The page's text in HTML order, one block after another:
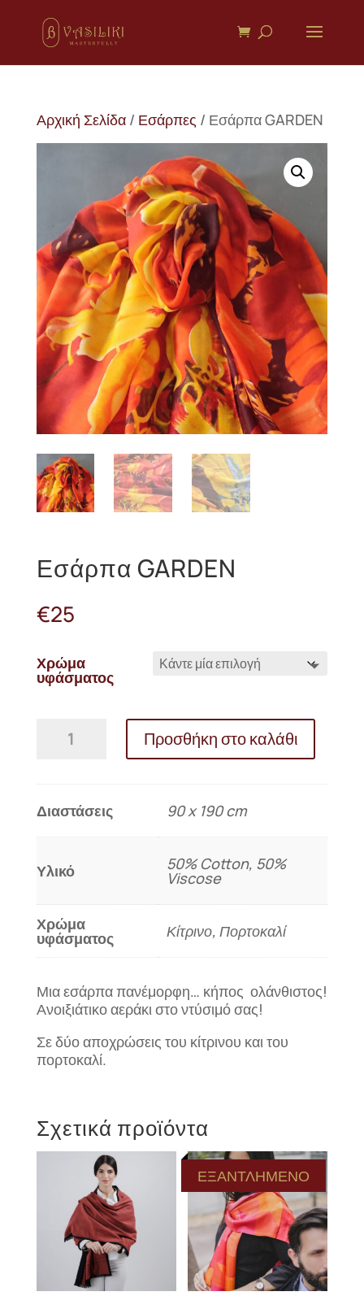
Αρχική Σελίδα/ Εσάρπες / Εσάρπα GARDEN
Εσάρπα GARDEN
€25
Χρώμα
υφάσματος
GARDEN
Προσθήκη στο καλάθι
Διαστάσεις 90 x 190 cm
Υλικό 50% Cotton, 50%
Viscose
Χρώμα
υφάσματος Κίτρινο, Πορτοκαλί
Μια εσάρπα πανέμορφη… κήπος ολάνθιστος!
Ανοιξιάτικο αεράκι στο ντύσιμό σας!
Σε δύο αποχρώσεις του κίτρινου και του
πορτοκαλί.
Σχετικά προϊόντα
ΕΞΑΝΤΛΗΜΕΝΟ